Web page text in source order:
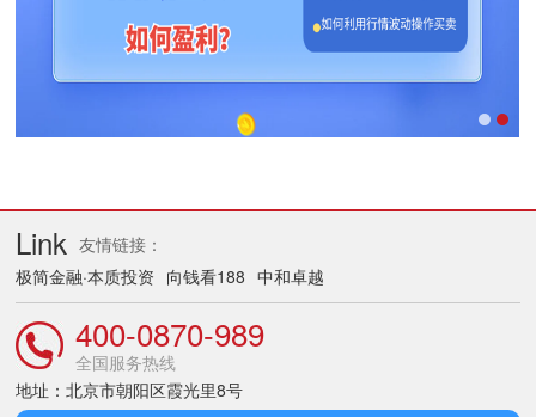
Link 友情链接：
极简金融·本质投资 向钱看188 中和卓越
400-0870-989
全国服务热线
地址：北京市朝阳区霞光里8号